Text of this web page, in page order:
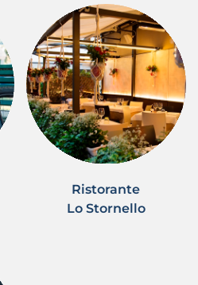
Ristorante
Lo Stornello